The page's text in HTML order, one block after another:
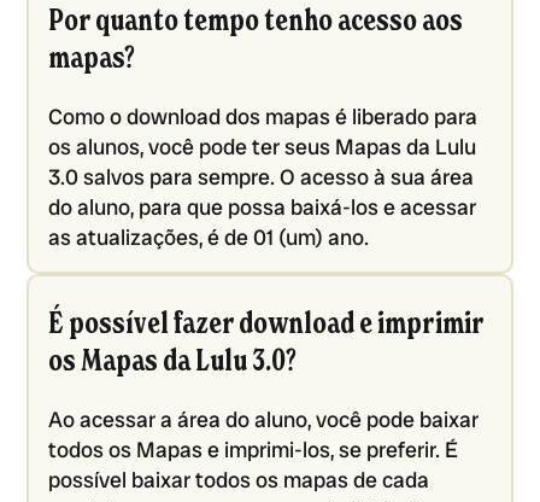
Por quanto tempo tenho acesso aos
mapas?
Como o download dos mapas é liberado para
os alunos, você pode ter seus Mapas da Lulu
3.0 salvos para sempre. O acesso à sua área
do aluno, para que possa baixá-los e acessar
as atualizações, é de 01 (um) ano.
É possível fazer download e imprimir
os Mapas da Lulu 3.0?
Ao acessar a área do aluno, você pode baixar
todos os Mapas e imprimi-los, se preferir. É
possível baixar todos os mapas de cada